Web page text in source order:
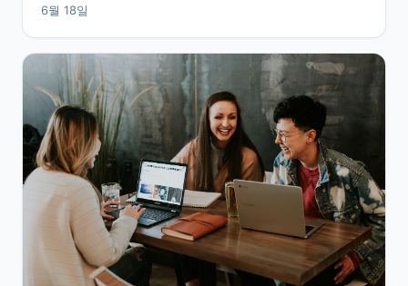
6월 18일